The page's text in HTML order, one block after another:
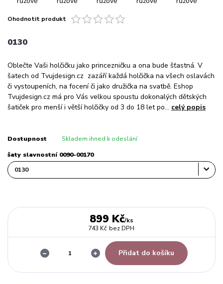
Ohodnotit produkt
0130
Oblečte Vaši holčičku jako princezničku a ona bude šťastná. V
šatech od Tvujdesign.cz zazáří každá holčička na všech oslavách
či vystoupeních, na focení či jako družička na svatbě. Eshop
Tvujdesign.cz má pro Vás velkou spoustu dokonalých dětských
šatiček pro menší i větší holčičky od 3 do 18 let po... celý popis
Dostupnost Skladem ihned k odeslání
šaty slavnostní 0090-00170
899 Kč/ks
743 Kč bez DPH
Přidat do košíku